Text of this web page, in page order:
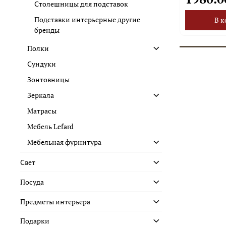
В
Столешницы для подставок
Подставки интерьерные другие
бренды
Полки
Сундуки
Зонтовницы
Зеркала
Матрасы
Мебель Lefard
Мебельная фурнитура
Свет
Посуда
Предметы интерьера
Подарки